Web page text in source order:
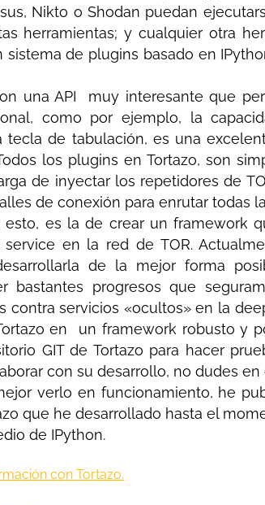
Nikto o Shodan puedan
herramientas; y cualquier otra
sistema de plugins basado en
una API muy interesante que
como por ejemplo, la
tecla de tabulación, es una
los plugins en Tortazo, son
de inyectar los repetidores de
de conexión para enrutar todas
es la de crear un framework
en la red de TOR.
de la mejor forma
bastantes progresos que
contra servicios «ocultos» en la
en un framework robusto y
GIT de Tortazo para hacer
con su desarrollo, no dudes
verlo en funcionamiento, he
que he desarrollado hasta el
de IPython.
con Tortazo.